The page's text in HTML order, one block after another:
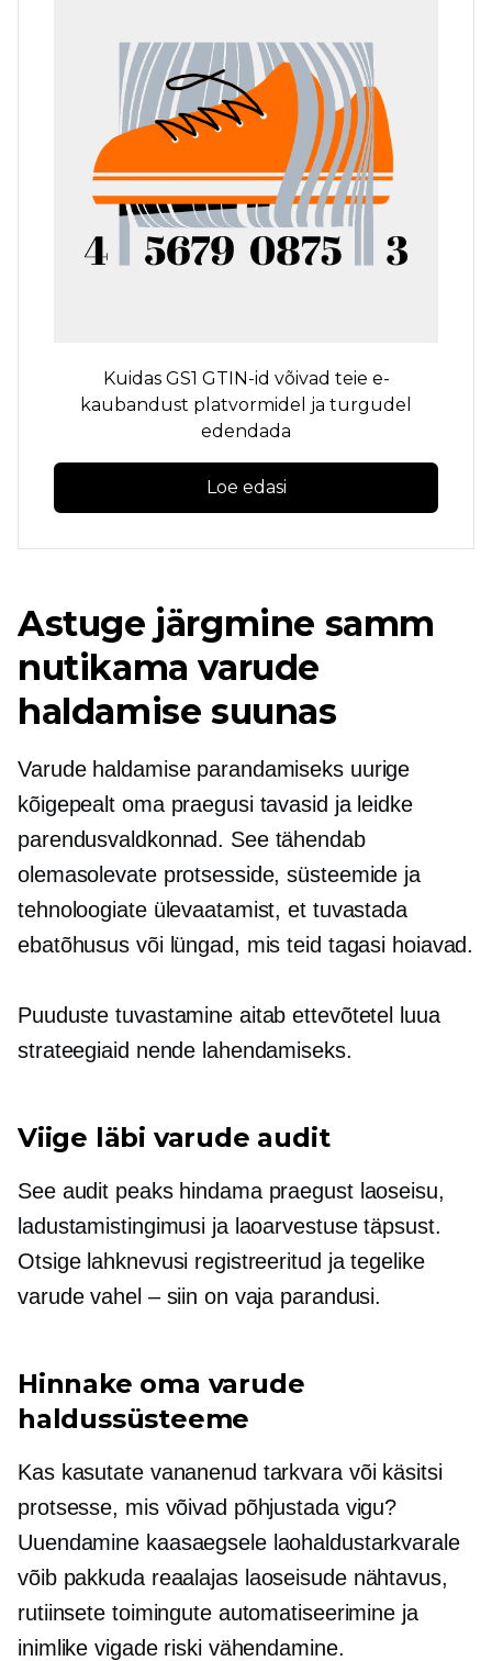
Kuidas GS1 GTIN-id võivad teie e-
kaubandust platvormidel ja turgudel
edendada
Loe edasi
Astuge järgmine samm
nutikama varude
haldamise suunas
Varude haldamise parandamiseks uurige
kõigepealt oma praegusi tavasid ja leidke
parendusvaldkonnad. See tähendab
olemasolevate protsesside, süsteemide ja
tehnoloogiate ülevaatamist, et tuvastada
ebatõhusus või lüngad, mis teid tagasi hoiavad.
Puuduste tuvastamine aitab ettevõtetel luua
strateegiaid nende lahendamiseks.
Viige läbi varude audit
See audit peaks hindama praegust laoseisu,
ladustamistingimusi ja laoarvestuse täpsust.
Otsige lahknevusi registreeritud ja tegelike
varude vahel – siin on vaja parandusi.
Hinnake oma varude
haldussüsteeme
Kas kasutate vananenud tarkvara või käsitsi
protsesse, mis võivad põhjustada vigu?
Uuendamine kaasaegsele laohaldustarkvarale
võib pakkuda reaalajaslaoseisude nähtavus,
rutiinsete toimingute automatiseerimine ja
inimlike vigade riski vähendamine.